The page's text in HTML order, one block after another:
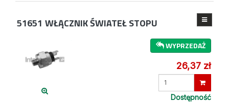
51651 WŁĄCZNIK ŚWIATEŁ STOPU
WYPRZEDAŻ
26,37 zł
Wprowadź
Dostępność